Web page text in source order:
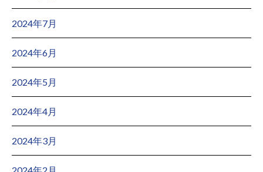
2024年7月
2024年6月
2024年5月
2024年4月
2024年3月